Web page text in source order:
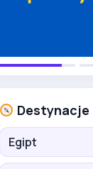
Destynacje
Egipt